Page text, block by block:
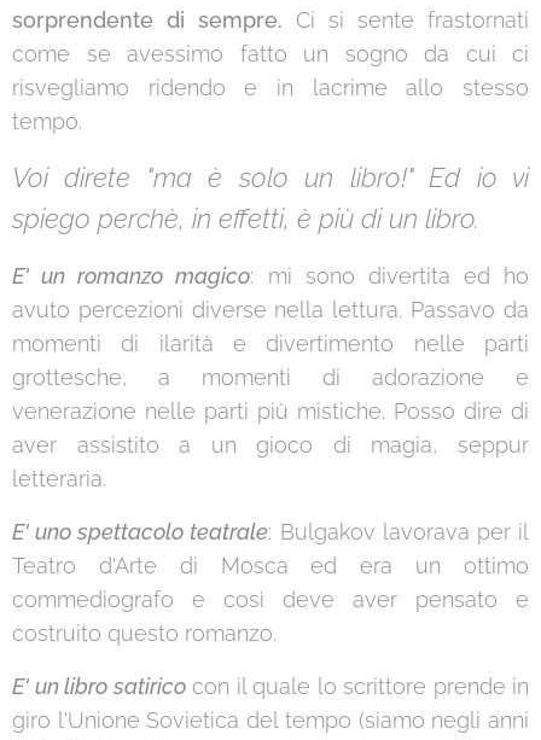
sorprendente di sempre. Ci si sente frastornati
come se avessimo fatto un sogno da cui ci
risvegliamo ridendo e in lacrime allo stesso
tempo.
Voi direte "ma è solo un libro!" Ed io vi
spiego perchè, in effetti, è più di un libro.
E' un romanzo magico: mi sono divertita ed ho
avuto percezioni diverse nella lettura. Passavo da
momenti di ilarità e divertimento nelle parti
grottesche, a momenti di adorazione e
venerazione nelle parti più mistiche. Posso dire di
aver assistito a un gioco di magia, seppur
letteraria.
E' uno spettacolo teatrale: Bulgakov lavorava per il
Teatro d'Arte di Mosca ed era un ottimo
commediografo e così deve aver pensato e
costruito questo romanzo.
E' un libro satiricocon il quale lo scrittore prende in
giro l'Unione Sovietica del tempo (siamo negli anni